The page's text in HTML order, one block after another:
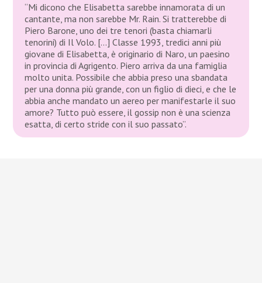
“Mi dicono che Elisabetta sarebbe innamorata di un
cantante, ma non sarebbe Mr. Rain. Si tratterebbe di
Piero Barone, uno dei tre tenori (basta chiamarli
tenorini) di Il Volo. […] Classe 1993, tredici anni più
giovane di Elisabetta, è originario di Naro, un paesino
in provincia di Agrigento. Piero arriva da una famiglia
molto unita. Possibile che abbia preso una sbandata
per una donna più grande, con un figlio di dieci, e che le
abbia anche mandato un aereo per manifestarle il suo
amore? Tutto può essere, il gossip non è una scienza
esatta, di certo stride con il suo passato”.